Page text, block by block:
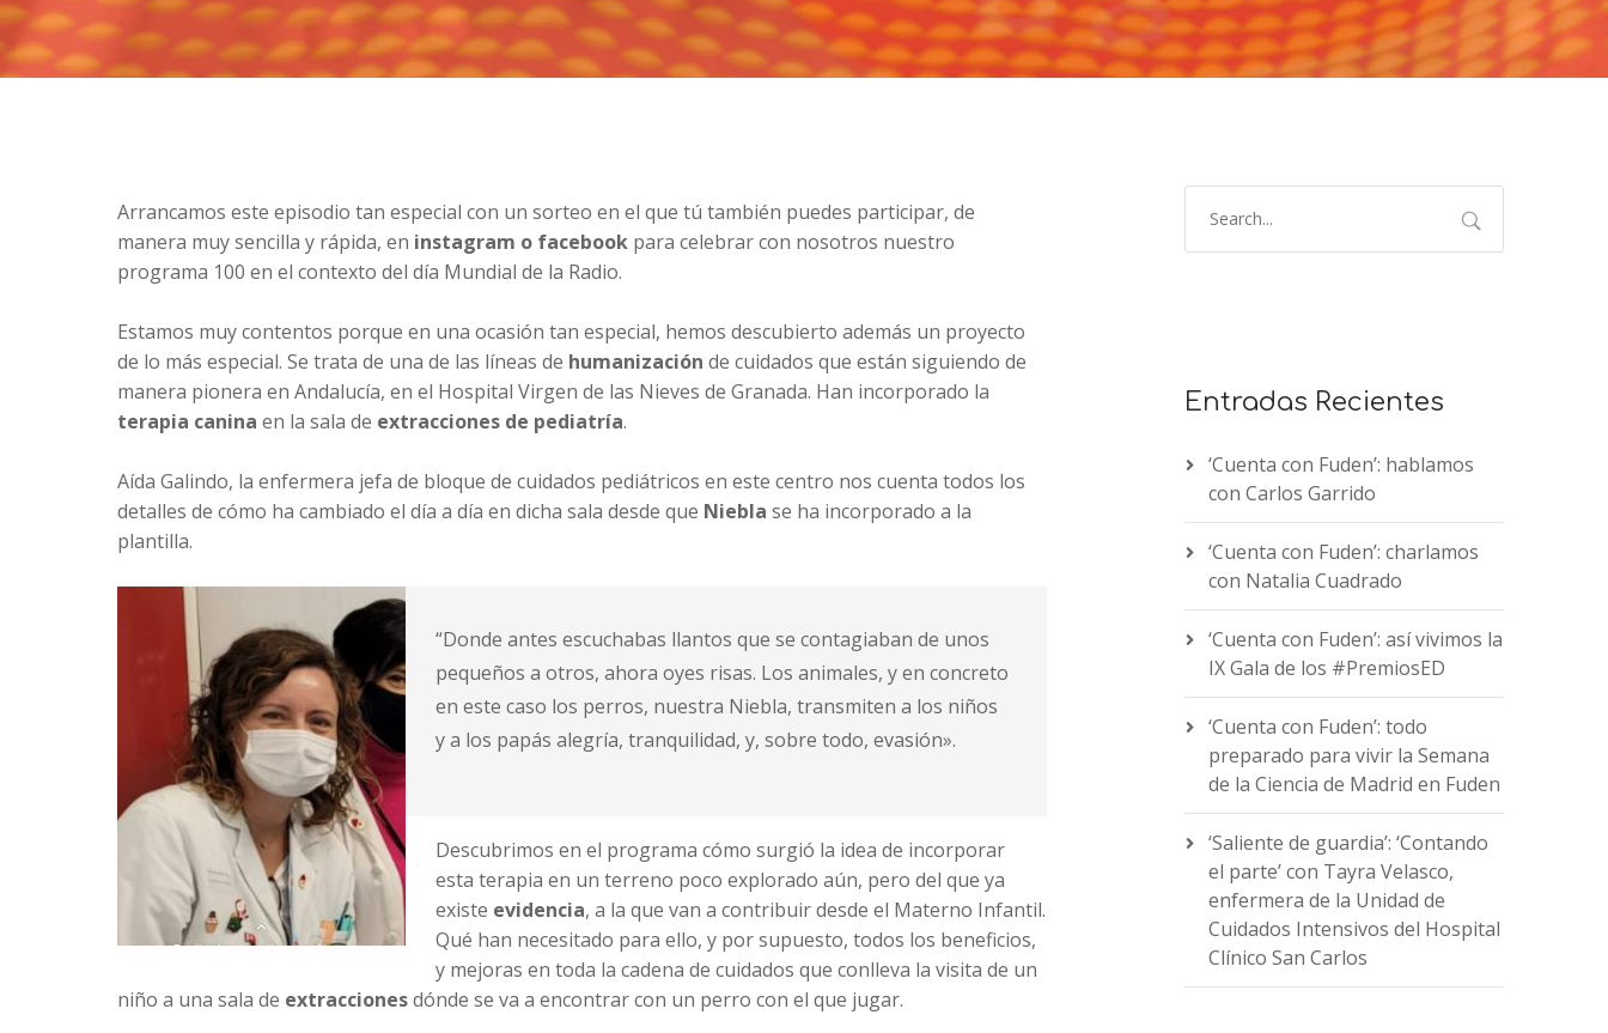
Arrancamos este episodio tan especial con un sorteo en el que tú también puedes participar, de
manera muy sencilla y rápida, en instagram o facebook para celebrar con nosotros nuestro
programa 100 en el contexto del día Mundial de la Radio.
Estamos muy contentos porque en una ocasión tan especial, hemos descubierto además un proyecto
de lo más especial. Se trata de una de las líneas de humanización de cuidados que están siguiendo de
manera pionera en Andalucía, en el Hospital Virgen de las Nieves de Granada. Han incorporado la
terapia canina en la sala de extracciones de pediatría.
Aída Galindo, la enfermera jefa de bloque de cuidados pediátricos en este centro nos cuenta todos los
detalles de cómo ha cambiado el día a día en dicha sala desde que Niebla se ha incorporado a la
plantilla.
“Donde antes escuchabas llantos que se contagiaban de unos
pequeños a otros, ahora oyes risas. Los animales, y en concreto
en este caso los perros, nuestra Niebla, transmiten a los niños
y a los papás alegría, tranquilidad, y, sobre todo, evasión».
Descubrimos en el programa cómo surgió la idea de incorporar
esta terapia en un terreno poco explorado aún, pero del que ya
existe evidencia, a la que van a contribuir desde el Materno Infantil.
Qué han necesitado para ello, y por supuesto, todos los beneficios,
y mejoras en toda la cadena de cuidados que conlleva la visita de un
niño a una sala de extraccionesdónde se va a encontrar con un perro con el que jugar.
Entradas Recientes
‘Cuenta con Fuden’: hablamos
con Carlos Garrido
‘Cuenta con Fuden’: charlamos
con Natalia Cuadrado
‘Cuenta con Fuden’: así vivimos la
IX Gala de los #PremiosED
‘Cuenta con Fuden’: todo
preparado para vivir la Semana
de la Ciencia de Madrid en Fuden
‘Saliente de guardia’: ‘Contando
el parte’ con Tayra Velasco,
enfermera de la Unidad de
Cuidados Intensivos del Hospital
Clínico San Carlos